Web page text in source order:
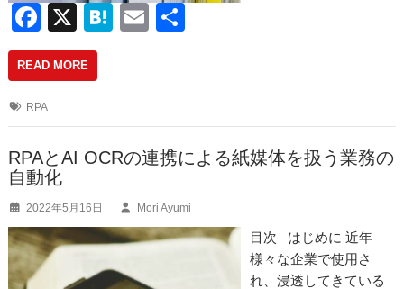
F
a
c
e
b
o
o
k
X
H
a
E
READ MORE
RPA
RPAとAI OCRの連携による紙媒体を扱う業務の
自動化
2022年5月16日 Mori Ayumi
目次 はじめに 近年
様々な企業で使用さ
れ、浸透してきている